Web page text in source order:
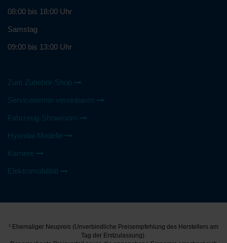
08:00 bis 18:00 Uhr
Samstag
09:00 bis 13:00 Uhr
Zum Zubehör-Shop
Servicetermin vereinbaren
Fahrzeug-Showroom
Hyundai Modelle
Karriere
Elektromobilität
1
Ehemaliger Neupreis (Unverbindliche Preisempfehlung des Herstellers am
Tag der Erstzulassung).